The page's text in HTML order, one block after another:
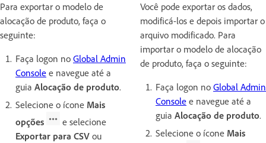
Para exportar o modelo de
alocação de produto, faça o
seguinte:
Faça logon no Global Admin
Console e navegue até a
guia Alocação de produto.
Selecione o ícone Mais
opções
e selecione
Exportar para CSV ou
Você pode exportar os dados,
modificá-los e depois importar o
arquivo modificado. Para
importar o modelo de alocação
de produto, faça o seguinte:
Faça logon no Global Admin
Console e navegue até a
guia Alocação de produto.
Selecione o ícone Mais